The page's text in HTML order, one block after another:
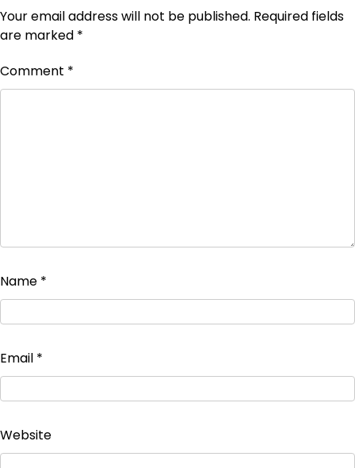
Your email address will not be published. Required fields
are marked *
Comment *
Name *
Email *
Website